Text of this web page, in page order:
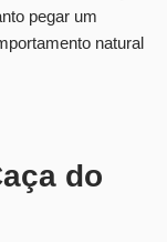
pegar um
natural
do